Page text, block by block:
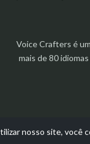
nosso site, você
Voice Crafters é
mais de 80